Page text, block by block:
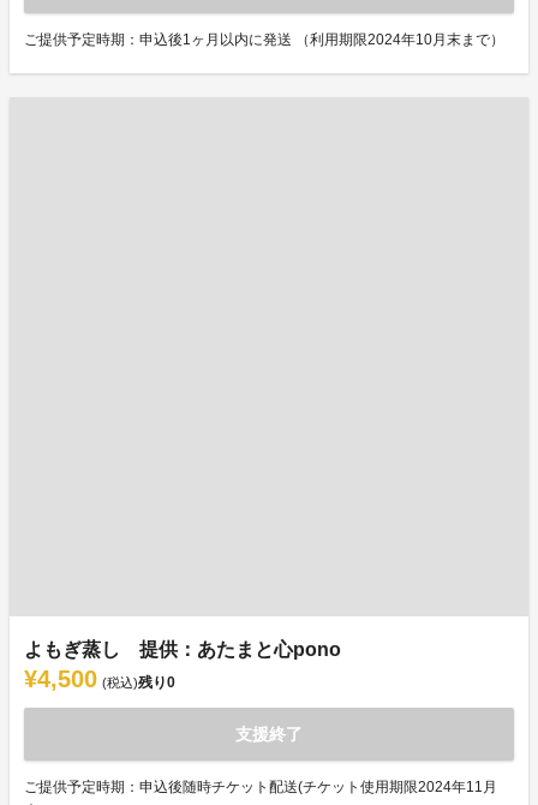
ご提供予定時期：申込後1ヶ月以内に発送 （利用期限2024年10月末まで）
よもぎ蒸し 提供：あたまと心pono
¥4,500 (税込)残り0
支援終了
ご提供予定時期：申込後随時チケット配送(チケット使用期限2024年11月